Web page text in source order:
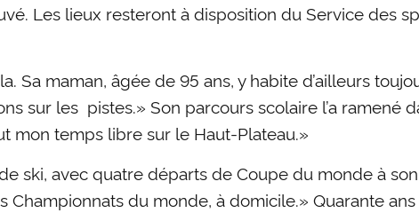
Les lieux resteront à disposition du Service des
maman, âgée de 95 ans, y habite d’ailleurs
sur les pistes.» Son parcours scolaire l’a ramené
mon temps libre sur le Haut-Plateau.»
ski, avec quatre départs de Coupe du monde à son
du monde, à domicile.» Quarante